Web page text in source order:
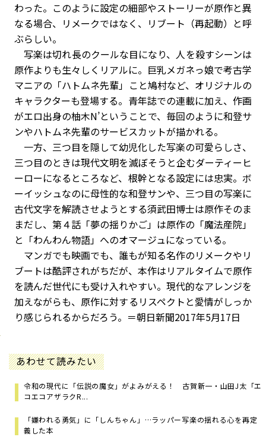
わった。このように設定の細部やストーリーが原作と異
なる場合、リメークではなく、リブート（再起動）と呼
ぶらしい。
写楽は切れ長のクールな目になり、人を殺すシーンは
原作よりも生々しくリアルに。巨乳メガネっ娘で考古学
マニアの「ハトムネ先輩」こと鳩村など、オリジナルの
キャラクターも登場する。青年誌での連載に加え、作画
がエロ出身の柚木N’ということで、毎回のように和登サ
ンやハトムネ先輩のサービスカットが描かれる。
一方、三つ目を隠して幼児化した写楽の可愛らしさ、
三つ目のときは現代文明を滅ぼそうと企むダーティーヒ
ーローになるところなど、根幹となる設定には忠実。ボ
ーイッシュなのに母性的な和登サンや、三つ目の写楽に
古代文字を解読させようとする須武田博士は原作そのま
まだし、第４話「夢の揺りかご」は原作の「魔法産院」
と「わんわん物語」へのオマージュになっている。
マンガでも映画でも、誰もが知る名作のリメークやリ
ブートは酷評されがちだが、本作はリアルタイムで原作
を読んだ世代にも受け入れやすい。現代的なアレンジを
加えながらも、原作に対するリスペクトと愛情がしっか
り感じられるからだろう。＝朝日新聞2017年5月17日
あわせて読みたい
令和の現代に「伝説の魔女」がよみがえる！ 古賀新一・山田J太「エ
コエコアザラクR...
「嫌われる勇気」に「しんちゃん」…ラッパー写楽の揺れる心を再定
義した本